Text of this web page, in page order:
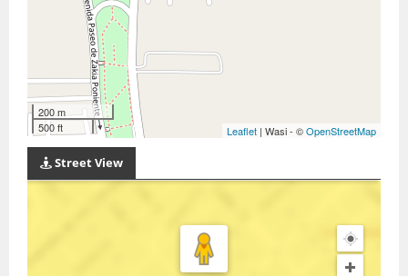
200 m
500 ft
Leaflet | Wasi - ©OpenStreetMap
Street View